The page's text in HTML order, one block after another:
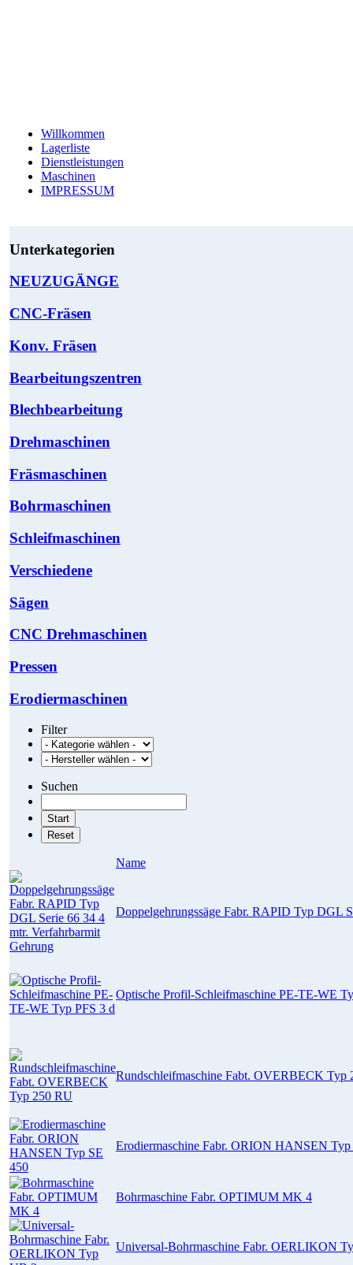
Willkommen
Lagerliste
Dienstleistungen
Maschinen
IMPRESSUM
Unterkategorien
NEUZUGÄNGE
CNC-Fräsen
Konv. Fräsen
Bearbeitungszentren
Blechbearbeitung
Drehmaschinen
Fräsmaschinen
Bohrmaschinen
Schleifmaschinen
Verschiedene
Sägen
CNC Drehmaschinen
Pressen
Erodiermaschinen
Filter
Suchen
Name
Doppelgehrungssäge Fabr. RAPID Typ DGL
Optische Profil-Schleifmaschine PE-TE-WE
Rundschleifmaschine Fabt. OVERBECK Typ
Erodiermaschine Fabr. ORION HANSEN Typ
Bohrmaschine Fabr. OPTIMUM MK 4
Universal-Bohrmaschine Fabr. OERLIKON